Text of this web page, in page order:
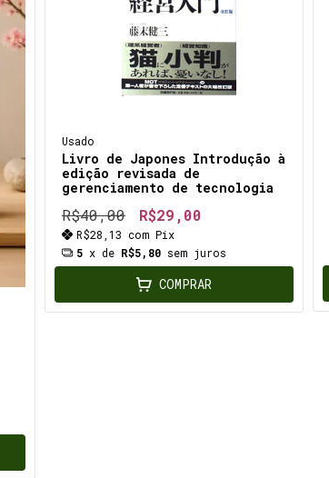
Usado
Livro de Japones Introdução à
edição revisada de
gerenciamento de tecnologia
R$40,00 R$29,00
R$28,13 com Pix
5 x de R$5,80 sem juros
COMPRAR